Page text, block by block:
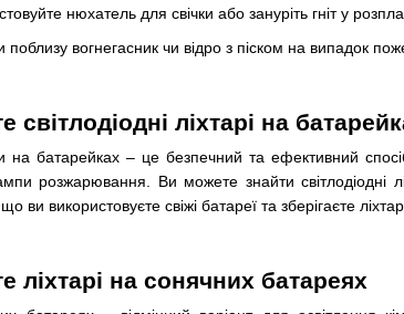
нюхатель для свічки або зануріть гніт у
вогнегасник чи відро з піском на випадок
світлодіодні ліхтарі на
на батарейках – це безпечний та ефективний
розжарювання. Ви можете знайти світлодіодні
ви використовуєте свіжі батареї та зберігаєте
ліхтарі на сонячних батареях